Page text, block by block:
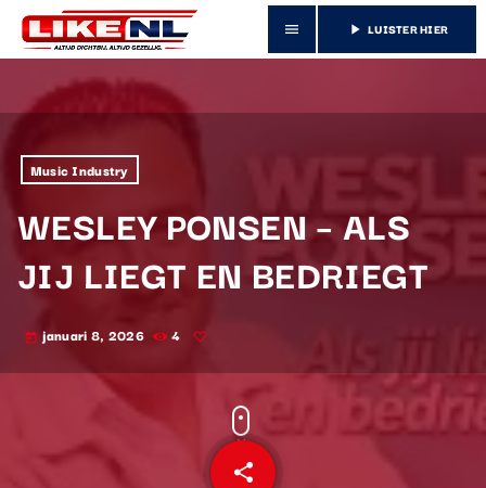
menu play_arrow LUISTER HIER
Music Industry
WESLEY PONSEN – ALS
JIJ LIEGT EN BEDRIEGT
today januari 8, 2026 4
share
email